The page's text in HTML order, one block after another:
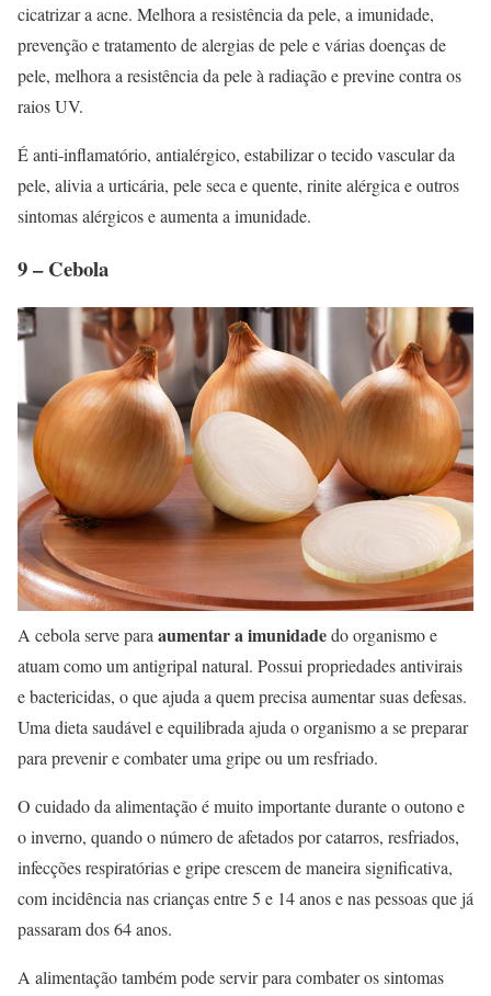
cicatrizar a acne. Melhora a resistência da pele, a imunidade,
prevenção e tratamento de alergias de pele e várias doenças de
pele, melhora a resistência da pele à radiação e previne contra os
raios UV.
É anti-inflamatório, antialérgico, estabilizar o tecido vascular da
pele, alivia a urticária, pele seca e quente, rinite alérgica e outros
sintomas alérgicos e aumenta a imunidade.
9 – Cebola
A cebola serve paraaumentar a imunidadedo organismo e
atuam como um antigripal natural. Possui propriedades antivirais
e bactericidas, o que ajuda a quem precisa aumentar suas defesas.
Uma dieta saudável e equilibrada ajuda o organismo a se preparar
para prevenir e combater uma gripe ou um resfriado.
O cuidado da alimentação é muito importante durante o outono e
o inverno, quando o número de afetados por catarros, resfriados,
infecções respiratórias e gripe crescem de maneira significativa,
com incidência nas crianças entre 5 e 14 anos e nas pessoas que já
passaram dos 64 anos.
A alimentação também pode servir para combater os sintomas